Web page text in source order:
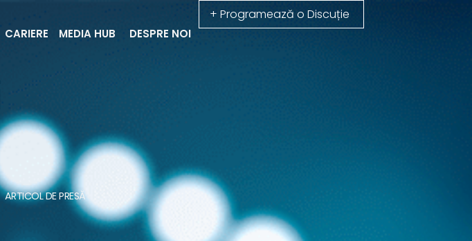
CARIERE MEDIA HUB DESPRE NOI
+ Programează o Discuție
ARTICOL DE PRESĂ